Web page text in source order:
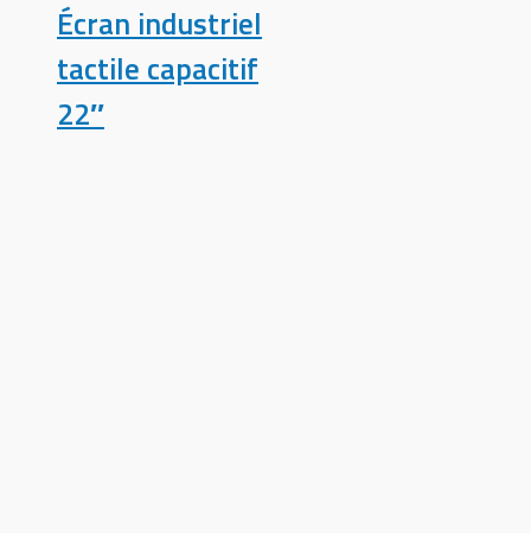
Écran industriel
tactile capacitif
22″